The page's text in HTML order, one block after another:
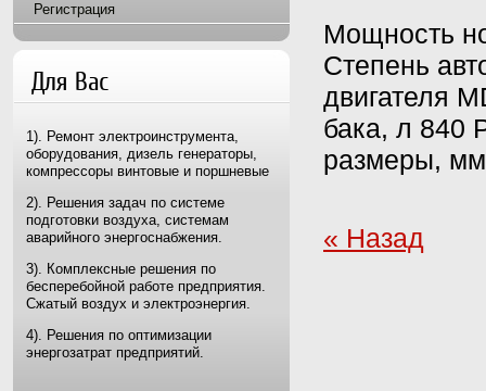
Регистрация
Для Вас
1). Ремонт электроинструмента,
оборудования, дизель генераторы,
компрессоры винтовые и поршневые
2). Решения задач по системе
подготовки воздуха, системам
аварийного энергоснабжения.
3). Комплексные решения по
бесперебойной работе предприятия.
Сжатый воздух и электроэнергия.
4). Решения по оптимизации
энергозатрат предприятий.
Мощность
Степень
двигателя
бака, л 840
размеры,
« Назад